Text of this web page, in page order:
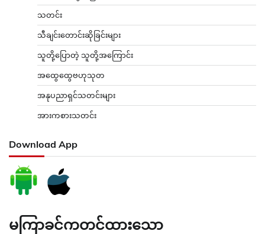
သတင်း
သီချင်းတောင်းဆိုခြင်းများ
သူတို့ပြောတဲ့ သူတို့အကြောင်း
အထွေထွေဗဟုသုတ
အနုပညာရှင်သတင်းများ
အားကစားသတင်း
Download App
မကြာခင်ကတင်ထားသော